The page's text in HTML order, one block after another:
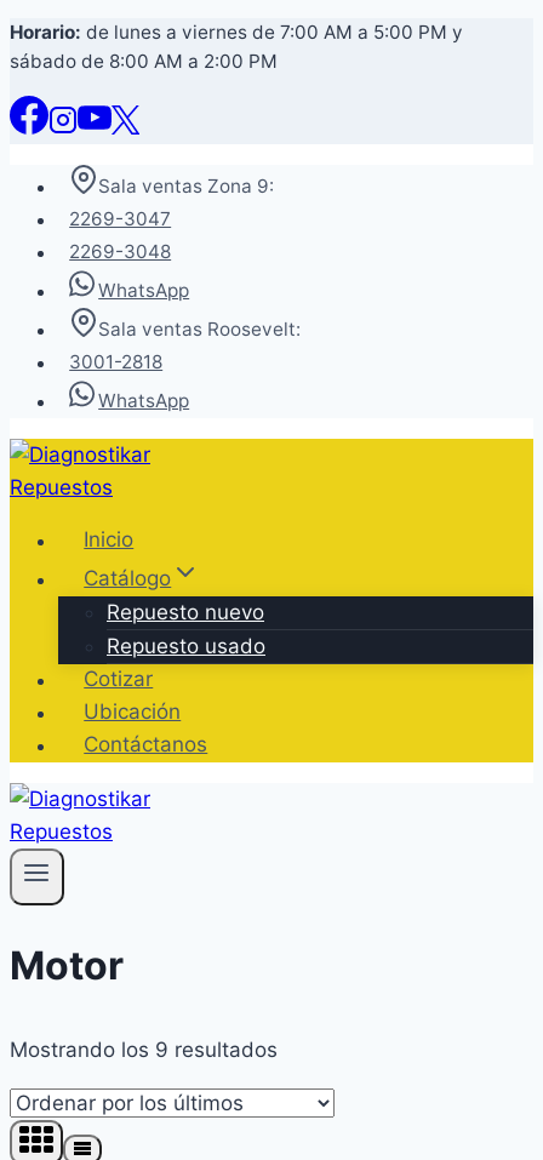
Saltar
al
contenido
Horario: de lunes a viernes de 7:00 AM a 5:00 PM y
sábado de 8:00 AM a 2:00 PM
Sala ventas Zona 9:
2269-3047
2269-3048
WhatsApp
Sala ventas Roosevelt:
3001-2818
WhatsApp
Inicio
Catálogo
Repuesto nuevo
Repuesto usado
Cotizar
Ubicación
Contáctanos
Motor
Mostrando los 9 resultados
los